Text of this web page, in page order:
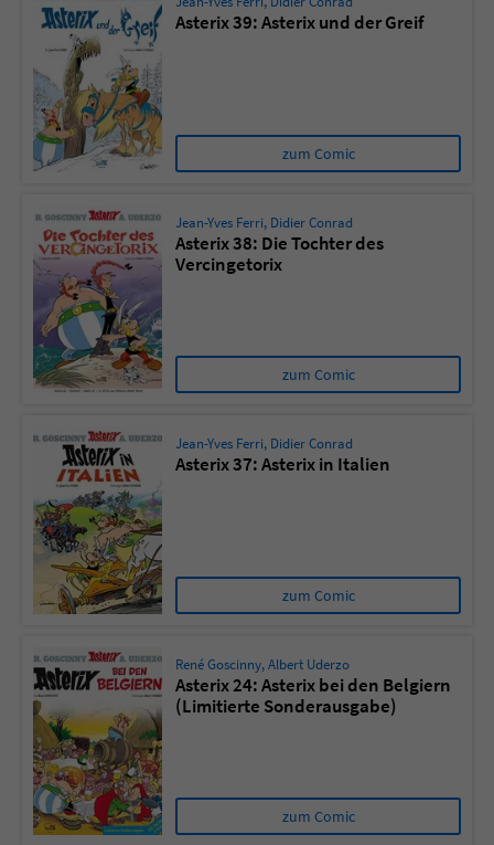
Asterix 39: Asterix und der Greif
zum Comic
Jean-Yves Ferri, Didier Conrad
Asterix 38: Die Tochter des
Vercingetorix
zum Comic
Jean-Yves Ferri, Didier Conrad
Asterix 37: Asterix in Italien
zum Comic
René Goscinny,Albert Uderzo
Asterix 24: Asterix bei den Belgiern
(Limitierte Sonderausgabe)
zum Comic